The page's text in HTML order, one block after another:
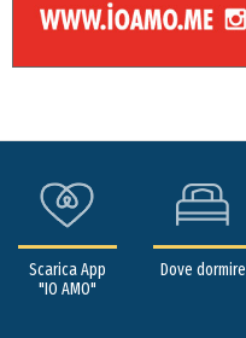
Scarica App
"IO AMO"
Dove dormire